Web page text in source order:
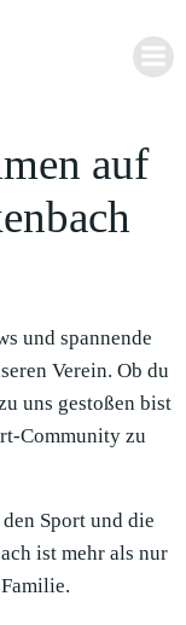
auf
und spannende
Verein. Ob du
uns gestoßen bist
Community zu
Sport und die
ist mehr als nur